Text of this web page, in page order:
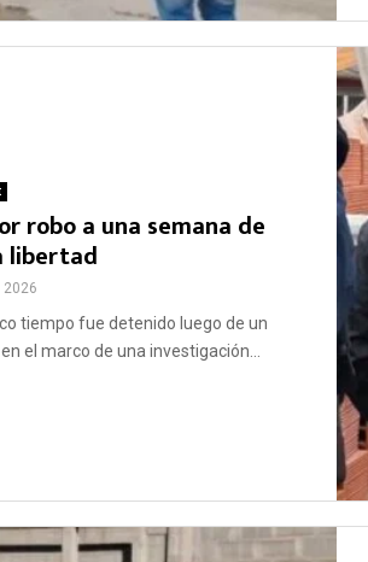
robo a una semana de
libertad
2026
tiempo fue detenido luego de un
el marco de una investigación...